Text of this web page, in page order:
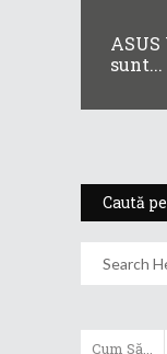
ASUS
sunt...
Caută
Cum Să...